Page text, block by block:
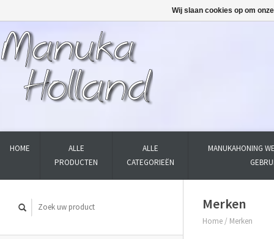
HOME
ALLE
PRODUCTEN
ALLE
CATEGORIEËN
MANUKAHONING
Merken
Home / Merken
Wij slaan cookies op om